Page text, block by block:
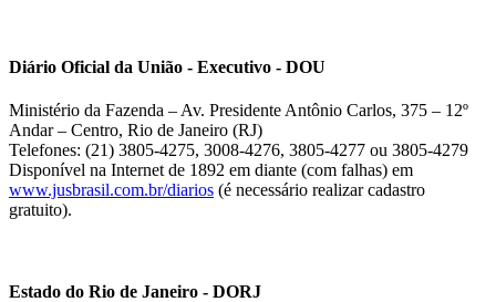
Diário Oficial da União - Executivo - DOU
Ministério da Fazenda – Av. Presidente Antônio Carlos, 375 – 12º
Andar – Centro, Rio de Janeiro (RJ)
Telefones: (21) 3805-4275, 3008-4276, 3805-4277 ou 3805-4279
Disponível na Internet de 1892 em diante (com falhas) em
www.jusbrasil.com.br/diarios (é necessário realizar cadastro
gratuito).
Estado do Rio de Janeiro - DORJ